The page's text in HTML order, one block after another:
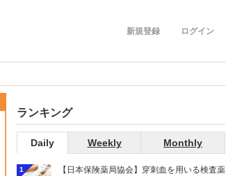
ログイン
新規登録
ランキング
Daily Weekly Monthly
1
【日本保険薬局協会】穿刺血を用いる検査薬